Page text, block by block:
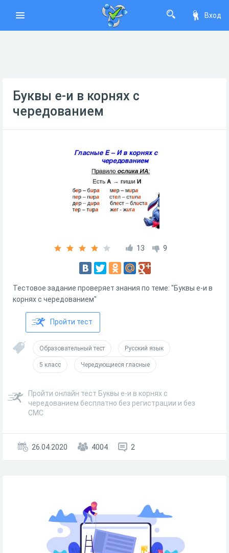
Вход
Буквы е-и в корнях с
чередованием
13 9
Тестовое задание проверяет знания по теме: "Буквы е-и в
корнях с чередованием"
Пройти тест
Образовательный тест Русский язык
5 класс Чередующиеся гласные
Пройти онлайн тест Буквы е-и в корнях с
чередованием бесплатно без регистрации и без
СМС
26.04.2020 4004 2